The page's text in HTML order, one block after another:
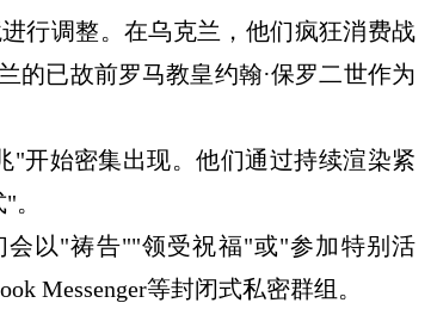
行调整。在乌克兰，他们疯狂消费战
的已故前罗马教皇约翰·保罗二世作为
"开始密集出现。他们通过持续渲染紧
会以"祷告""领受祝福"或"参加特别活
Messenger等封闭式私密群组。